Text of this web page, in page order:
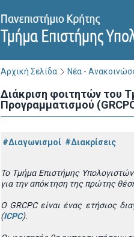
Αρχική Σελίδα Νέα -
Διάκριση φοιτητών του
Προγραμματισμού
#Διαγωνισμοί #Διακρίσεις
ToΤμήμα Επιστήμης
για την απόκτηση της πρώτης
Ο GRCPCείναι ένας ετήσιος
(ICPC).